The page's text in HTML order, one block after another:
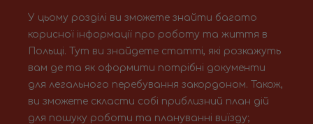
У цьому розділі ви зможете знайти багато
корисної інформації про роботу та життя в
Польщі. Тут ви знайдете статті, які розкажуть
вам де та як оформити потрібні документи
для легального перебування закордоном. Також,
ви зможете скласти собі приблизний план дій
для пошуку роботи та плануванні виїзду;